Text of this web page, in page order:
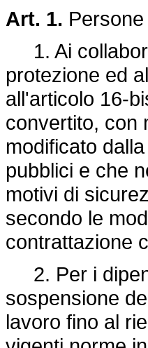
Art. 1.
1. Ai
protezione ed
all'articolo 16-
convertito, con
modificato dalla
pubblici e che
motivi di
secondo le
contrattazione
2. Per i
sospensione
lavoro fino al